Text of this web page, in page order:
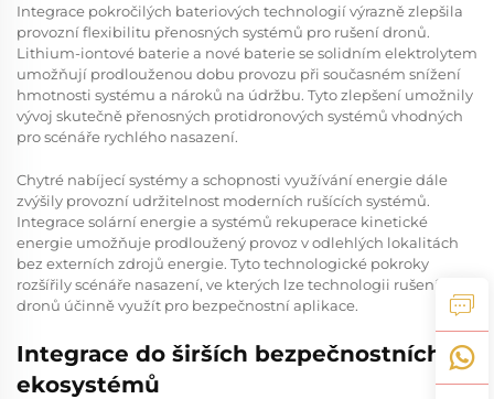
Integrace pokročilých bateriových technologií výrazně zlepšila
provozní flexibilitu přenosných systémů pro rušení dronů.
Lithium-iontové baterie a nové baterie se solidním elektrolytem
umožňují prodlouženou dobu provozu při současném snížení
hmotnosti systému a nároků na údržbu. Tyto zlepšení umožnily
vývoj skutečně přenosných protidronových systémů vhodných
pro scénáře rychlého nasazení.
Chytré nabíjecí systémy a schopnosti využívání energie dále
zvýšily provozní udržitelnost moderních rušících systémů.
Integrace solární energie a systémů rekuperace kinetické
energie umožňuje prodloužený provoz v odlehlých lokalitách
bez externích zdrojů energie. Tyto technologické pokroky
rozšířily scénáře nasazení, ve kterých lze technologii rušení
dronů účinně využít pro bezpečnostní aplikace.
Integrace do širších bezpečnostních
ekosystémů